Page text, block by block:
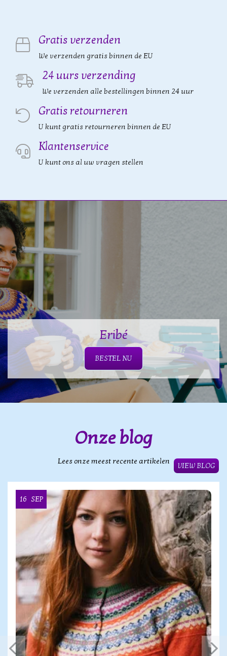
Gratis verzenden
We verzenden gratis binnen de EU
24 uurs verzending
We verzenden alle bestellingen binnen 24 uur
Gratis retourneren
U kunt gratis retourneren binnen de EU
Klantenservice
U kunt ons al uw vragen stellen
Eribé
BESTEL NU
Onze blog
Lees onze meest recente artikelen
VIEW BLOG
16 SEP